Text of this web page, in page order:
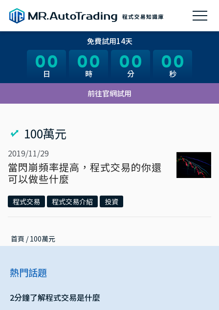
00
日 00
時 00
分 00
秒
前往官網試用
免費試用14天
00
日 00
時 00
分 00
秒
100萬元
2019/11/29
當閃崩頻率提高，程式交易的你還
可以做些什麼
程式交易 程式交易介紹 投資
首頁 / 100萬元
熱門話題
2分鐘了解程式交易是什麼